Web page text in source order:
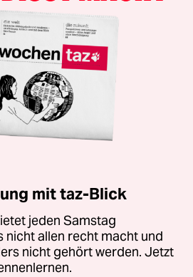
mit taz-Blick
jeden Samstag
nicht allen recht macht und
nicht gehört werden. Jetzt